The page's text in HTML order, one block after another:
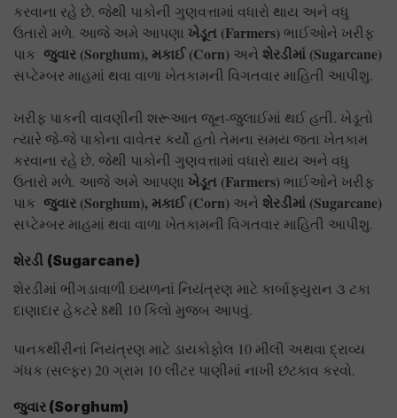
કરવાના રહે છે. જેથી પાકોની ગુણવત્તામાં વધારો થાય અને વધુ
ઉતારો મળે. આજે અમે આપણા ખેડૂત (Farmers) ભાઈઓને ખરીફ
પાક જુવાર (Sorghum), મકાઈ (Corn) અને શેરડીમાં (Sugarcane)
સપ્ટેમ્બર માહમાં થવા વાળા ખેતકામની વિગતવાર માહિતી આપીશુ.
ખરીફ પાકની વાવણીની શરૂઆત જૂન-જુલાઈમાં થઈ હતી. ખેડૂતો
ત્યારે જે-જે પાકોના વાવેતર કર્યો હતો તેમના સમય જતા ખેતકામ
કરવાના રહે છે. જેથી પાકોની ગુણવત્તામાં વધારો થાય અને વધુ
ઉતારો મળે. આજે અમે આપણા ખેડૂત (Farmers) ભાઈઓને ખરીફ
પાક જુવાર (Sorghum), મકાઈ (Corn) અને શેરડીમાં (Sugarcane)
સપ્ટેમ્બર માહમાં થવા વાળા ખેતકામની વિગતવાર માહિતી આપીશુ.
શેરડી (Sugarcane)
શેરડીમાં ભીંગડાવાળી ઇયળનાં નિયંત્રણ માટે કાર્બાફયુરાન ૩ ટકા
દાણાદાર હેકટરે 8થી 10 કિલો મુજબ આપવું.
પાનકથીરીનાં નિયંત્રણ માટે ડાયકોફોલ 10 મીલી અથવા દ્રાવ્ય
ગંધક (સલ્ફર) 20 ગ્રામ 10 લીટર પાણીમાં નાખી છંટકાવ કરવો.
જુવાર (Sorghum)